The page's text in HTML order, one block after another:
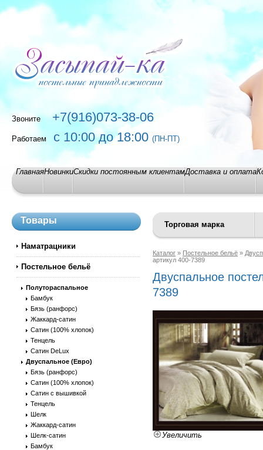
Звоните+7(916)073-38-06
Работаем с 10:00 до 18:00 (ПН-ПТ)
ГлавнаяНовинкиСкидки постоянным клиентамДоставка и оплата
Товары
Наматрацники
Постельное бельё
Полутораспальное
Бамбук
Бязь (ранфорс)
Жаккард-сатин
Сатин (100% хлопок)
Тенцель
Сатин DeLux
Двуспальное (Евро)
Бязь (ранфорс)
Сатин (100% хлопок)
Сатин с вышивкой
Тенцель
Шелк
Жаккард-сатин
Шелк-сатин
Бамбук
Торговая марка
Каталог » Постельное бельё »
артикул 400-7389
Двуспальное
7389
Увеличить